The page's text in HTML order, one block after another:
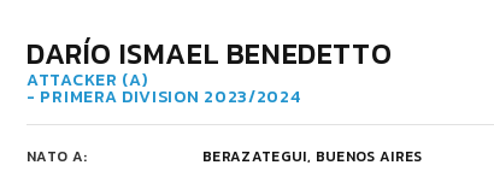
DARÍO ISMAEL BENEDETTO
ATTACKER (A)
- PRIMERA DIVISION 2023/2024
NATO A:
BERAZATEGUI, BUENOS AIRES